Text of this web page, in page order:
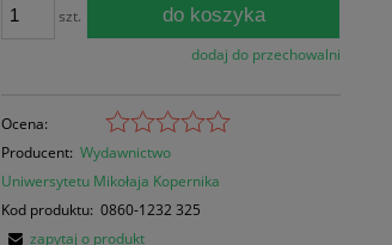
szt. do koszyka
dodaj do przechowalni
Ocena:
Producent: Wydawnictwo
Uniwersytetu Mikołaja Kopernika
Kod produktu: 0860-1232 325
zapytaj o produkt